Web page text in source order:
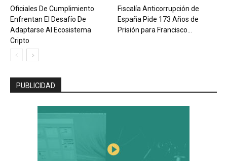
Oficiales De Cumplimiento
Enfrentan El Desafío De
Adaptarse Al Ecosistema
Cripto
Fiscalía Anticorrupción de
España Pide 173 Años de
Prisión para Francisco...
PUBLICIDAD